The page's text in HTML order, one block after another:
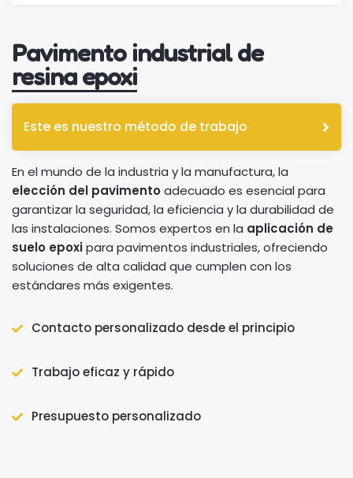
Pavimento industrial de
resina epoxi
Este es nuestro método de trabajo
En el mundo de la industria y la manufactura, la
elección del pavimentoadecuado es esencial para
garantizar la seguridad, la eficiencia y la durabilidad de
las instalaciones. Somos expertos en la aplicación de
suelo epoxipara pavimentos industriales, ofreciendo
soluciones de alta calidad que cumplen con los
estándares más exigentes.
Contacto personalizado desde el principio
Trabajo eficaz y rápido
Presupuesto personalizado